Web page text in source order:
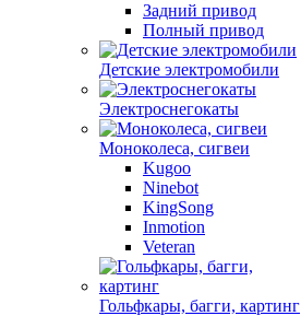
Задний привод
Полный привод
Детские электромобили
Электроснегокаты
Моноколеса, сигвеи
Kugoo
Ninebot
KingSong
Inmotion
Veteran
Гольфкары, багги, картинг